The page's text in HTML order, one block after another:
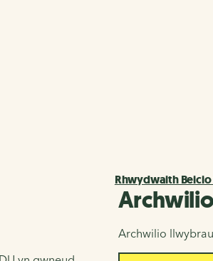
Rhwydwaith
Archwilio
Archwilio